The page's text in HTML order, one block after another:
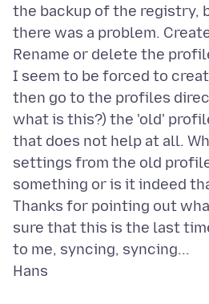
the backup of the registry,
there was a problem.
Rename or delete the
I seem to be forced to
then go to the profiles
what is this?) the 'old'
that does not help at all.
settings from the old
something or is it indeed
Thanks for pointing out
sure that this is the last
to me, syncing, syncing...